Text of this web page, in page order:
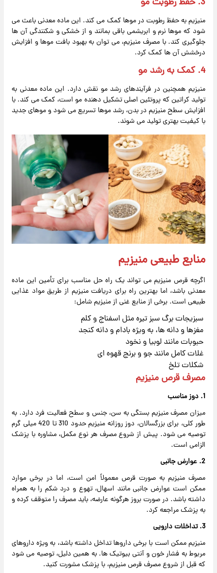
منیزیم به حفظ رطوبت در موها کمک می کند. این ماده معدنی باعث می
شود که موها نرم و ابریشمی باقی بمانند و از خشکی و شکنندگی آن ها
جلوگیری کند. با مصرف منیزیم، می توان به بهبود بافت موها و افزایش
درخشش آن ها کمک کرد.
منیزیم همچنین در فرآیندهای رشد مو نقش دارد. این ماده معدنی به
تولید کراتین که پروتئین اصلی تشکیل دهنده مو است، کمک می کند. با
افزایش سطح منیزیم در بدن، رشد موها تسریع می شود و موهای جدید
با کیفیت بهتری تولید می شوند.
منابع طبیعی منیزیم
اگرچه قرص منیزیم می تواند یک راه حل مناسب برای تأمین این ماده
معدنی باشد، اما بهترین راه برای دریافت منیزیم از طریق مواد غذایی
طبیعی است. برخی از منابع غنی از منیزیم شامل:
سبزیجات برگ سبز تیره مثل اسفناج و کلم
مغزها و دانه ها، به ویژه بادام و دانه کنجد
حبوبات مانند لوبیا و نخود
غلات کامل مانند جو و برنج قهوه ای
شکلات تلخ
مصرف قرص منیزیم
میزان مصرف منیزیم بستگی به سن، جنس و سطح فعالیت فرد دارد. به
طور کلی، برای بزرگسالان، دوز روزانه منیزیم حدود 310 تا 420 میلی گرم
توصیه می شود. پیش از شروع مصرف هر نوع مکمل، مشاوره با پزشک
الزامی است.
مصرف منیزیم به صورت قرص معمولاً امن است، اما در برخی موارد
ممکن است عوارض جانبی مانند اسهال، تهوع و درد شکم را به همراه
داشته باشد. در صورت بروز هرگونه عارضه، باید مصرف را متوقف کرده و
به پزشک مراجعه کرد.
منیزیم ممکن است با برخی داروها تداخل داشته باشد، به ویژه داروهای
مربوط به فشار خون و آنتی بیوتیک ها. به همین دلیل، توصیه می شود
که قبل از شروع مصرف قرص منیزیم، با پزشک مشورت کنید.